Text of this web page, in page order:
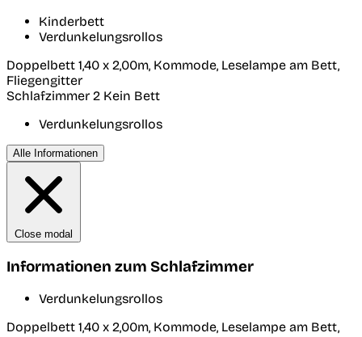
Kinderbett
Verdunkelungsrollos
Doppelbett 1,40 x 2,00m, Kommode, Leselampe am Bett,
Fliegengitter
Schlafzimmer 2 Kein Bett
Verdunkelungsrollos
Alle Informationen
Close modal
Informationen zum Schlafzimmer
Verdunkelungsrollos
Doppelbett 1,40 x 2,00m, Kommode, Leselampe am Bett,